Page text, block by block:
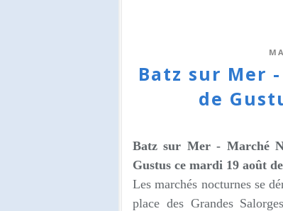
Batz sur Mer
de
Batz sur Mer - Marché
Gustus ce mardi 19 août
Les marchés nocturnes se
place des Grandes